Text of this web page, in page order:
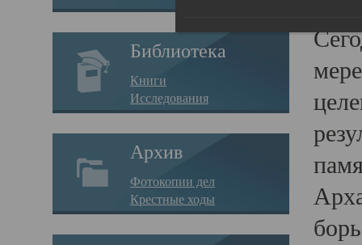
Библиотека
Книги
Исследования
Архив
Фотокопии дел
Крестные ходы